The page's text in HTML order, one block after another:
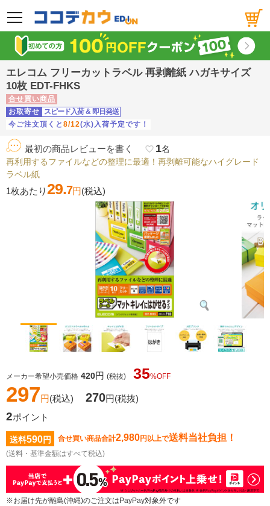
メニュー
エレコム フリーカットラベル 再剥離紙 ハガキサイズ
10枚 EDT-FHKS
合せ買い商品
お取寄せ
スピード入荷 & 即日発送
今ご注文頂くと 8/12(水)入荷予定です！
最初の商品レビューを書く favorite_border 1名
再利用するファイルなどの整理に最適！再剥離可能なハイグレード
ラベル紙
1枚あたり29.7円(税込)
メーカー希望小売価格 420円 (税抜) 35%OFF
297円(税込) 270円(税抜)
2ポイント
送料590円 合せ買い商品合計2,980円以上で送料当社負担！
(送料・基準金額はすべて税込)
※お届け先が離島(沖縄)のご注文はPayPay対象外です